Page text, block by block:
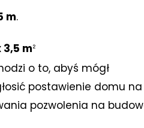
m.
3,5 mᒾ
o to, abyś mógł
postawienie domu na
pozwolenia na